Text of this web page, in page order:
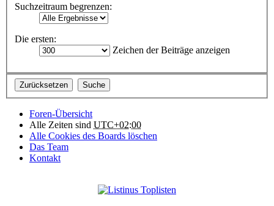
Suchzeitraum begrenzen:
Die ersten:
Zeichen der Beiträge anzeigen
Foren-Übersicht
Alle Zeiten sind UTC+02:00
Alle Cookies des Boards löschen
Das Team
Kontakt